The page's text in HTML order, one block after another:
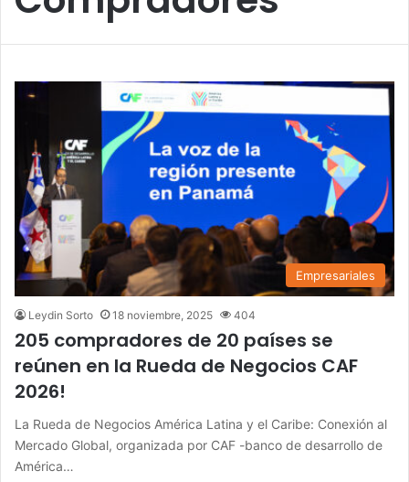
Empresariales
Leydin Sorto 18 noviembre, 2025 404
205 compradores de 20 países se
reúnen en la Rueda de Negocios CAF
2026!
La Rueda de Negocios América Latina y el Caribe: Conexión al
Mercado Global, organizada por CAF -banco de desarrollo de
América…